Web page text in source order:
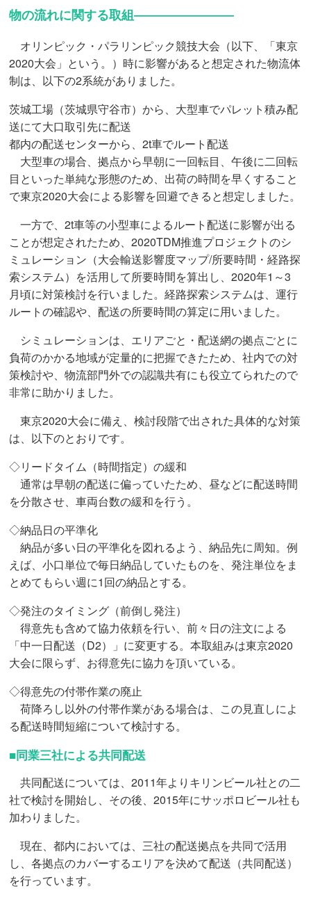
物の流れに関する取組――――――――
オリンピック・パラリンピック競技大会（以下、「東京
2020大会」という。）時に影響があると想定された物流体
制は、以下の2系統がありました。
茨城工場（茨城県守谷市）から、大型車でパレット積み配
送にて大口取引先に配送
都内の配送センターから、2t車でルート配送
大型車の場合、拠点から早朝に一回転目、午後に二回転
目といった単純な形態のため、出荷の時間を早くすること
で東京2020大会による影響を回避できると想定しました。
一方で、2t車等の小型車によるルート配送に影響が出る
ことが想定されたため、2020TDM推進プロジェクトのシ
ミュレーション（大会輸送影響度マップ/所要時間・経路探
索システム）を活用して所要時間を算出し、2020年1～3
月頃に対策検討を行いました。経路探索システムは、運行
ルートの確認や、配送の所要時間の算定に用いました。
シミュレーションは、エリアごと・配送網の拠点ごとに
負荷のかかる地域が定量的に把握できたため、社内での対
策検討や、物流部門外での認識共有にも役立てられたので
非常に助かりました。
東京2020大会に備え、検討段階で出された具体的な対策
は、以下のとおりです。
◇リードタイム（時間指定）の緩和
通常は早朝の配送に偏っていたため、昼などに配送時間
を分散させ、車両台数の緩和を行う。
◇納品日の平準化
納品が多い日の平準化を図れるよう、納品先に周知。例
えば、小口単位で毎日納品していたものを、発注単位をま
とめてもらい週に1回の納品とする。
◇発注のタイミング（前倒し発注）
得意先も含めて協力依頼を行い、前々日の注文による
「中一日配送（D2）」に変更する。本取組みは東京2020
大会に限らず、お得意先に協力を頂いている。
◇得意先の付帯作業の廃止
荷降ろし以外の付帯作業がある場合は、この見直しによ
る配送時間短縮について検討する。
■同業三社による共同配送
共同配送については、2011年よりキリンビール社との二
社で検討を開始し、その後、2015年にサッポロビール社も
加わりました。
現在、都内においては、三社の配送拠点を共同で活用
し、各拠点のカバーするエリアを決めて配送（共同配送）
を行っています。